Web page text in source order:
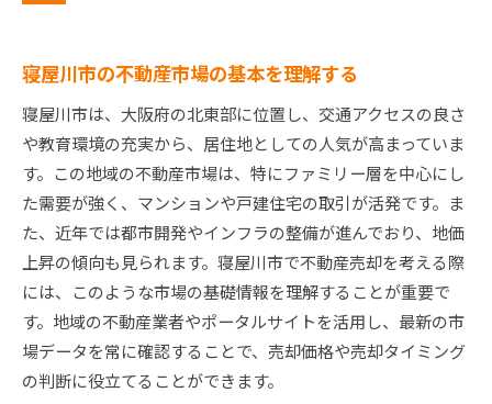
今後の市場予測とその影響
寝屋川市の不動産価格を最大化する方法
市場動向を反映した賢い売却戦略
寝屋川市の不動産売却でよく選ばれる不動産屋の特
徴
信頼の置ける不動産屋の見極め方
顧客満足度の高いサービスの特徴
寝屋川市で実績を持つ不動産屋の事例
口コミで評価される不動産屋の共通点
地域密着型のサポートが重要な理由
寝屋川市の不動産市場の基本を理解する
寝屋川市は、大阪府の北東部に位置し、交通アクセスの良さ
や教育環境の充実から、居住地としての人気が高まっていま
す。この地域の不動産市場は、特にファミリー層を中心にし
た需要が強く、マンションや戸建住宅の取引が活発です。ま
た、近年では都市開発やインフラの整備が進んでおり、地価
上昇の傾向も見られます。寝屋川市で不動産売却を考える際
には、このような市場の基礎情報を理解することが重要で
す。地域の不動産業者やポータルサイトを活用し、最新の市
場データを常に確認することで、売却価格や売却タイミング
の判断に役立てることができます。